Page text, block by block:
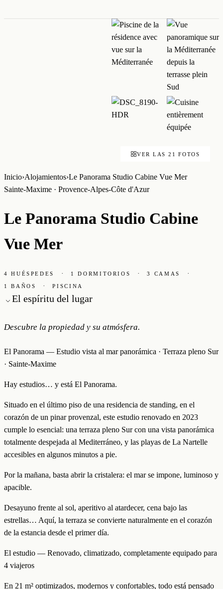
VER LAS 21 FOTOS
Inicio›Alojamientos›Le Panorama Studio Cabine Vue Mer
Sainte-Maxime · Provence-Alpes-Côte d'Azur
Le Panorama Studio Cabine
Vue Mer
4 HUÉSPEDES · 1 DORMITORIOS · 3 CAMAS ·
1 BAÑOS · PISCINA
El espíritu del lugar
Descubre la propiedad y su atmósfera.
El Panorama — Estudio vista al mar panorámica · Terraza pleno Sur
· Sainte-Maxime
Hay estudios… y está El Panorama.
Situado en el último piso de una residencia de standing, en el
corazón de un pinar provenzal, este estudio renovado en 2023
cumple lo esencial: una terraza pleno Sur con una vista panorámica
totalmente despejada al Mediterráneo, y las playas de La Nartelle
accesibles en algunos minutos a pie.
Por la mañana, basta abrir la cristalera: el mar se impone, luminoso y
apacible.
Desayuno frente al sol, aperitivo al atardecer, cena bajo las
estrellas… Aquí, la terraza se convierte naturalmente en el corazón
de la estancia desde el primer día.
El estudio — Renovado, climatizado, completamente equipado para
4 viajeros
En 21 m² optimizados, modernos y confortables, todo está pensado